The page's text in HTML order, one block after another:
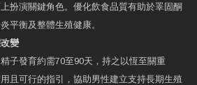
扮演關鍵角色。優化飲食品質有助於睪固酮
平衡及整體生殖健康。
變
子發育約需70至90天，持之以恆至關重
且可行的指引，協助男性建立支持長期生殖